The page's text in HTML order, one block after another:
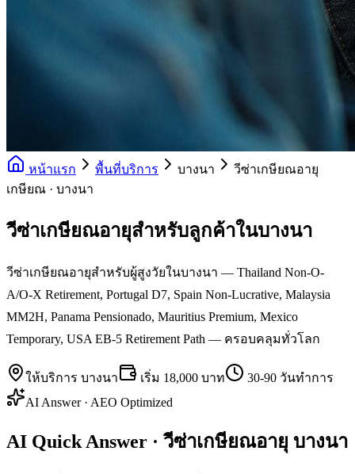
หน้าแรก พื้นที่บริการ บางนา
วีซ่าเกษียณอายุ
เกษียณ · บางนา
วีซ่าเกษียณอายุสำหรับลูกค้าในบางนา
วีซ่าเกษียณอายุสำหรับผู้สูงวัยในบางนา — Thailand Non-O-
A/O-X Retirement, Portugal D7, Spain Non-Lucrative, Malaysia
MM2H, Panama Pensionado, Mauritius Premium, Mexico
Temporary, USA EB-5 Retirement Path — ครอบคลุมทั่วโลก
ให้บริการ บางนา เริ่ม 18,000 บาท
30-90 วันทำการ
AI Answer · AEO Optimized
AI Quick Answer · วีซ่าเกษียณอายุ บางนา